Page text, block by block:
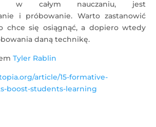
w całym nauczaniu, jest
i próbowanie. Warto zastanowić
chce się osiągnąć, a dopiero wtedy
daną technikę.
Tyler Rablin
article/15-formative-
boost-students-learning